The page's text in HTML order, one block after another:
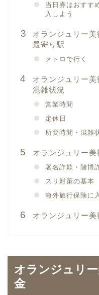
当日券はおすす
入しよう
オランジュリー美
最寄り駅
メトロで行く
オランジュリー美
混雑状況
営業時間
定休日
所要時間・混雑
オランジュリー
署名詐欺・賭博
スリ対策の基本
海外旅行保険に
オランジュリー美
オランジュリ
金